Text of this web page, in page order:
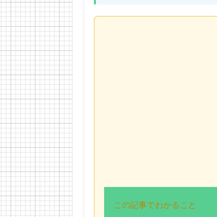
この記事でわかること